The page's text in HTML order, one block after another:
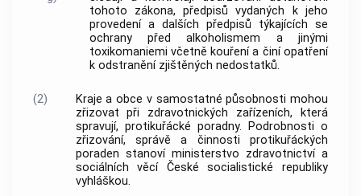
tohoto zákona, předpisů vydaných k jeho
provedení a dalších předpisů týkajících se
ochrany před alkoholismem a jinými
toxikomaniemi včetně kouření a činí opatření
k odstranění zjištěných nedostatků.
(2) Kraje a obce v samostatné působnosti mohou
zřizovat při zdravotnických zařízeních, která
spravují, protikuřácké poradny. Podrobnosti o
zřizování, správě a činnosti protikuřáckých
poraden stanoví ministerstvo zdravotnictví a
sociálních věcí České socialistické republiky
vyhláškou.